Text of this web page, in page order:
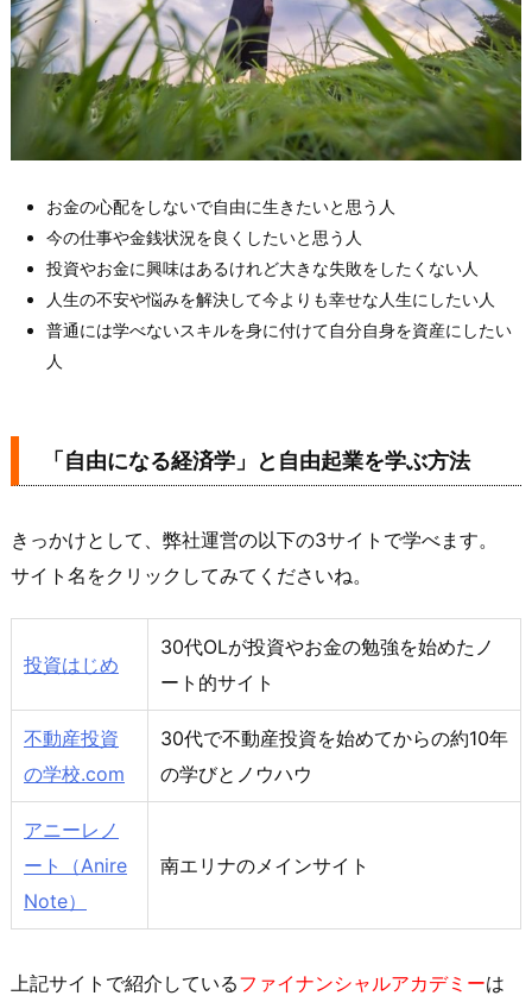
お金の心配をしないで自由に生きたいと思う人
今の仕事や金銭状況を良くしたいと思う人
投資やお金に興味はあるけれど大きな失敗をしたくない人
人生の不安や悩みを解決して今よりも幸せな人生にしたい人
普通には学べないスキルを身に付けて自分自身を資産にしたい
人
「自由になる経済学」と自由起業を学ぶ方法
きっかけとして、弊社運営の以下の3サイトで学べます。
サイト名をクリックしてみてくださいね。
投資はじめ
30代OLが投資やお金の勉強を始めたノ
ート的サイト
不動産投資
の学校.com
30代で不動産投資を始めてからの約10年
の学びとノウハウ
アニーレノ
ート（Anire
Note）
南エリナのメインサイト
上記サイトで紹介しているファイナンシャルアカデミーは